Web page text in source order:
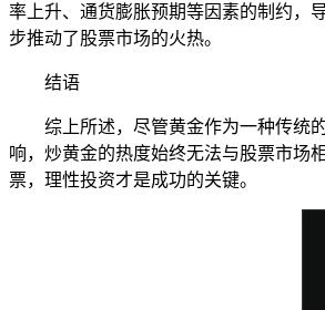
率上升、通货膨胀预期等因素的制约，
步推动了股票市场的火热。
结语
综上所述，尽管黄金作为一种传统
响，炒黄金的热度始终无法与股票市场
票，理性投资才是成功的关键。